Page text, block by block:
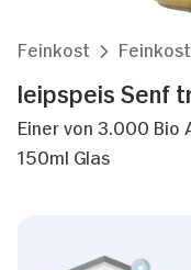
Feinkost
leipspeis Senf
Einer von 3.000 Bio
150ml Glas